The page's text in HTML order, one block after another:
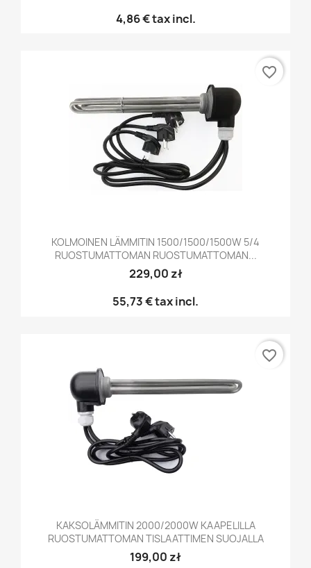
4,86 €tax incl.
KOLMOINEN LÄMMITIN 1500/1500/1500W 5/4
RUOSTUMATTOMAN RUOSTUMATTOMAN...
229,00 zł
55,73 €tax incl.
favorite_border
KAKSOLÄMMITIN 2000/2000W KAAPELILLA
RUOSTUMATTOMAN TISLAATTIMEN SUOJALLA
199,00 zł
favorite_border